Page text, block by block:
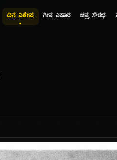
ದಿನ ವಿಶೇಷ ಗೀತ ವಿಹಾರ ಚಿತ್ರ ಸೌರಭ